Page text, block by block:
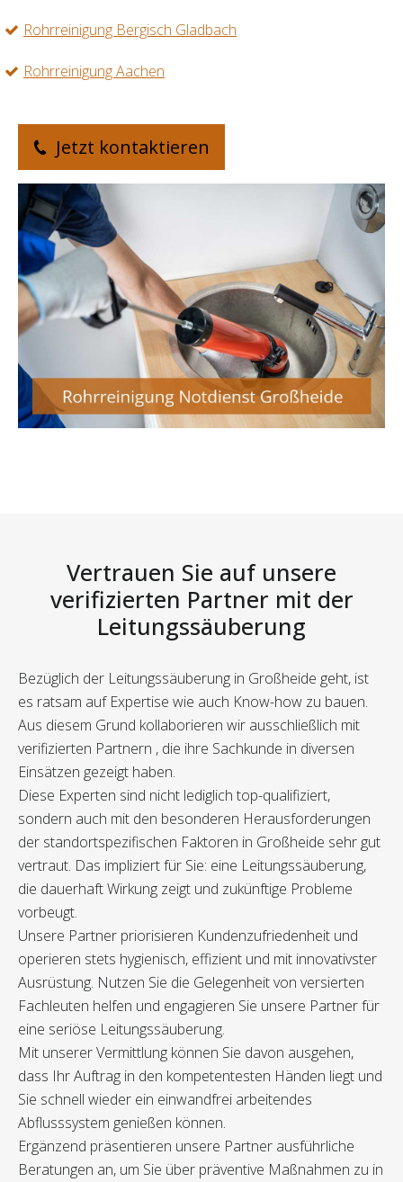
Rohrreinigung Bergisch Gladbach
Rohrreinigung Aachen
Jetzt kontaktieren
Vertrauen Sie auf unsere
verifizierten Partner mit der
Leitungssäuberung
Bezüglich der Leitungssäuberung in Großheide geht, ist
es ratsam auf Expertise wie auch Know-how zu bauen.
Aus diesem Grund kollaborieren wir ausschließlich mit
verifizierten Partnern , die ihre Sachkunde in diversen
Einsätzen gezeigt haben.
Diese Experten sind nicht lediglich top-qualifiziert,
sondern auch mit den besonderen Herausforderungen
der standortspezifischen Faktoren in Großheide sehr gut
vertraut. Das impliziert für Sie: eine Leitungssäuberung,
die dauerhaft Wirkung zeigt und zukünftige Probleme
vorbeugt.
Unsere Partner priorisieren Kundenzufriedenheit und
operieren stets hygienisch, effizient und mit innovativster
Ausrüstung. Nutzen Sie die Gelegenheit von versierten
Fachleuten helfen und engagieren Sie unsere Partner für
eine seriöse Leitungssäuberung.
Mit unserer Vermittlung können Sie davon ausgehen,
dass Ihr Auftrag in den kompetentesten Händen liegt und
Sie schnell wieder ein einwandfrei arbeitendes
Abflusssystem genießen können.
Ergänzend präsentieren unsere Partner ausführliche
Beratungen an, um Sie über präventive Maßnahmen zu in